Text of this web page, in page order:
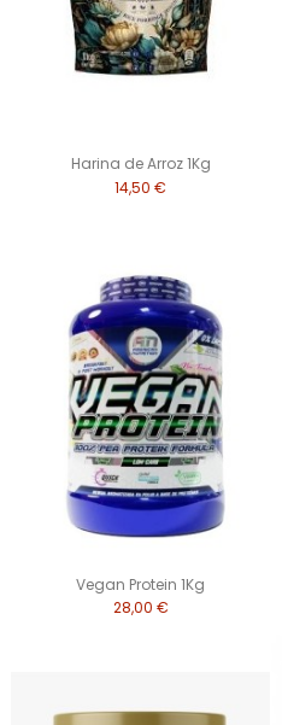
Harina de Arroz 1Kg
14,50 €
Vegan Protein 1Kg
28,00 €